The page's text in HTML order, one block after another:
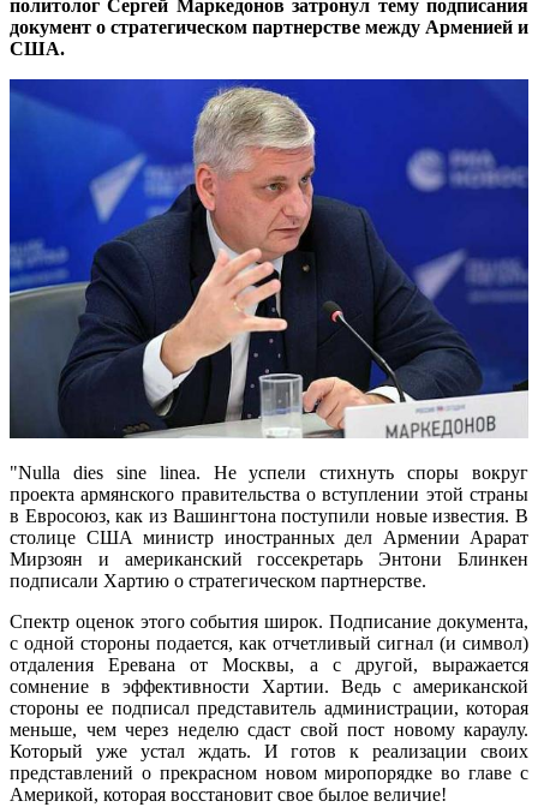
политолог Сергей Маркедонов затронул тему подписания
документ о стратегическом партнерстве между Арменией и
США.
"Nulla dies sine linea. Не успели стихнуть споры вокруг
проекта армянского правительства о вступлении этой страны
в Евросоюз, как из Вашингтона поступили новые известия. В
столице США министр иностранных дел Армении Арарат
Мирзоян и американский госсекретарь Энтони Блинкен
подписали Хартию о стратегическом партнерстве.
Спектр оценок этого события широк. Подписание документа,
с одной стороны подается, как отчетливый сигнал (и символ)
отдаления Еревана от Москвы, а с другой, выражается
сомнение в эффективности Хартии. Ведь с американской
стороны ее подписал представитель администрации, которая
меньше, чем через неделю сдаст свой пост новому караулу.
Который уже устал ждать. И готов к реализации своих
представлений о прекрасном новом миропорядке во главе с
Америкой, которая восстановит свое былое величие!